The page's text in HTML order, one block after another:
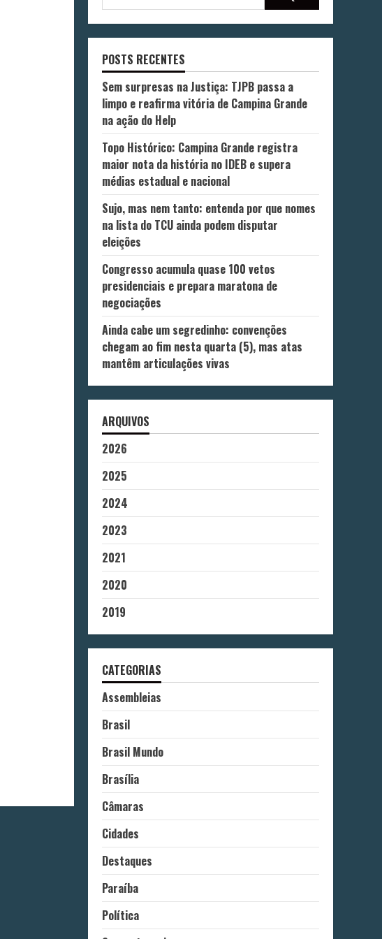
POSTS RECENTES
Sem surpresas na Justiça: TJPB passa a
limpo e reafirma vitória de Campina Grande
na ação do Help
Topo Histórico: Campina Grande registra
maior nota da história no IDEB e supera
médias estadual e nacional
Sujo, mas nem tanto: entenda por que nomes
na lista do TCU ainda podem disputar
eleições
Congresso acumula quase 100 vetos
presidenciais e prepara maratona de
negociações
Ainda cabe um segredinho: convenções
chegam ao fim nesta quarta (5), mas atas
mantêm articulações vivas
ARQUIVOS
2026
2025
2024
2023
2021
2020
2019
CATEGORIAS
Assembleias
Brasil
Brasil Mundo
Brasília
Câmaras
Cidades
Destaques
Paraíba
Política